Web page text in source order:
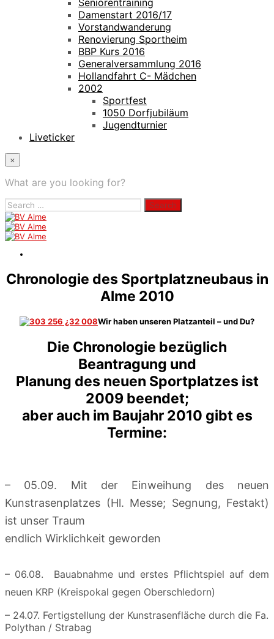
Seniorentraining
Damenstart 2016/17
Vorstandwanderung
Renovierung Sportheim
BBP Kurs 2016
Generalversammlung 2016
Hollandfahrt C- Mädchen
2002
Sportfest
1050 Dorfjubiläum
Jugendturnier
Liveticker
×
What are you looking for?
Search
for:
Chronologie des Sportplatzneubaus in
Alme 2010
Wir haben unseren Platzanteil – und Du?
Die Chronologie bezüglich
Beantragung und
Planung des neuen Sportplatzes ist
2009 beendet;
aber auch im Baujahr 2010 gibt es
Termine:
– 05.09. Mit der Einweihung des neuen
Kunstrasenplatzes (Hl. Messe; Segnung, Festakt)
ist unser Traum
endlich Wirklichkeit geworden
– 06.08. Bauabnahme und erstes Pflichtspiel auf dem
neuen KRP (Kreispokal gegen Oberschledorn)
– 24.07. Fertigstellung der Kunstrasenfläche durch die Fa.
Polythan / Strabag